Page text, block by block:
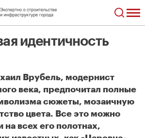
идентичность
Врубель, модернист
века, предпочитал полные
сюжеты, мозаичную
цвета. Все это можно
на всех его полотнах,